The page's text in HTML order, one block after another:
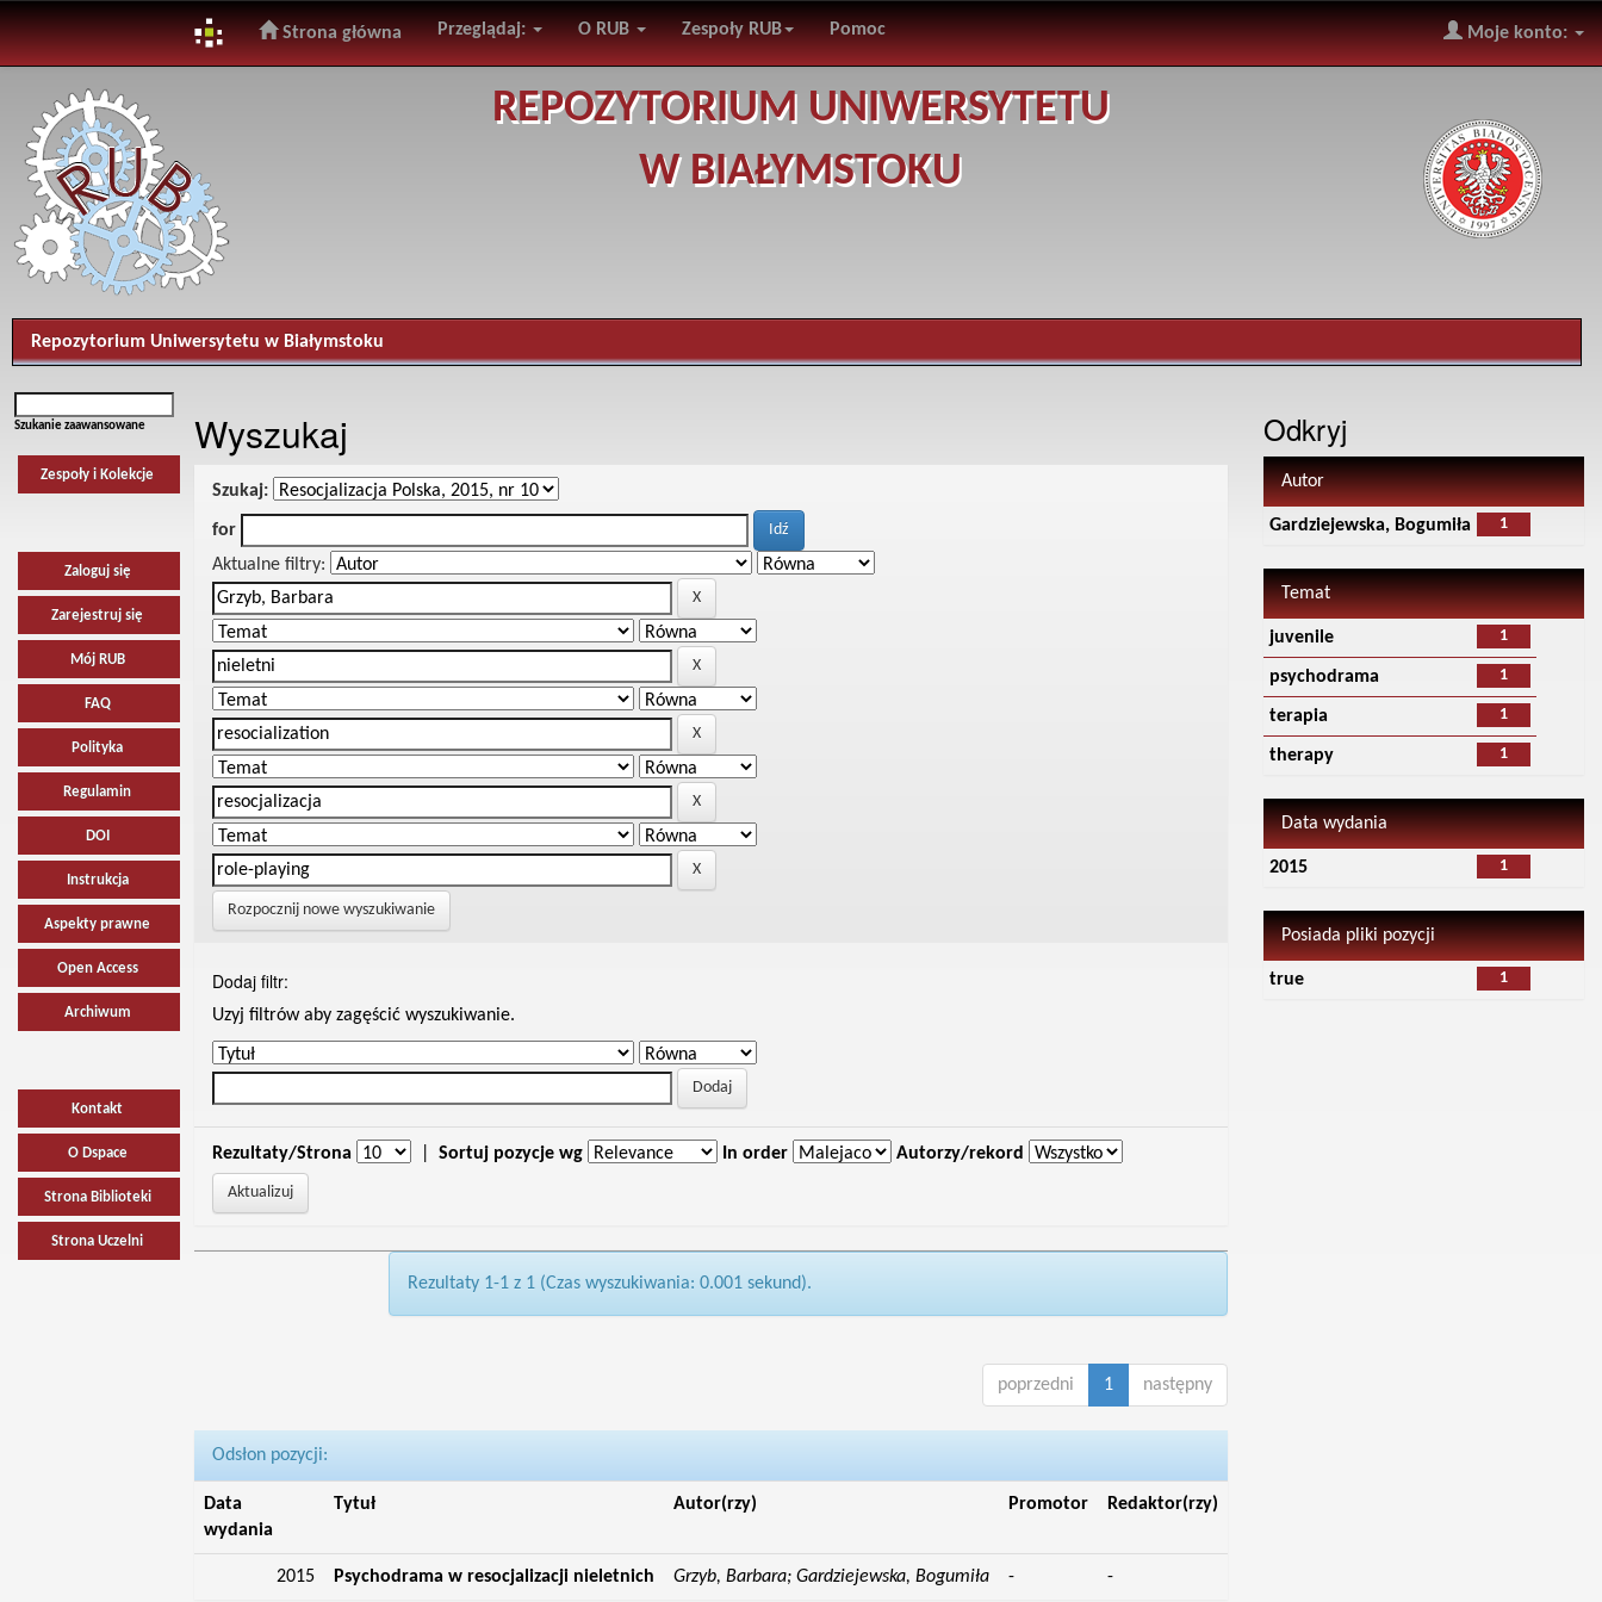
navigation
Strona główna Przeglądaj: O RUB Zespoły RUB Pomoc Moje konto:
REPOZYTORIUM UNIWERSYTETU
W BIAŁYMSTOKU
Repozytorium Uniwersytetu w Białymstoku
Szukanie zaawansowane
Zespoły i Kolekcje
Zaloguj się
Zarejestruj się
Mój RUB
FAQ
Polityka
Regulamin
DOI
Instrukcja
Aspekty prawne
Open Access
Archiwum
Kontakt
O Dspace
Strona Biblioteki
Strona Uczelni
Wyszukaj
Szukaj:
for
Aktualne filtry:
Rozpocznij nowe wyszukiwanie
Dodaj filtr:
Uzyj filtrów aby zagęścić wyszukiwanie.
Rezultaty/Strona Sortuj pozycje wg In order Autorzy/rekord
Rezultaty 1-1 z 1 (Czas wyszukiwania: 0.001 sekund).
poprzedni 1 następny
Odsłon pozycji:
Data
wydania
Tytuł Autor(rzy) Promotor Redaktor(rzy)
2015 Psychodrama w resocjalizacji nieletnich Grzyb, Barbara; Gardziejewska, Bogumiła - -
Odkryj
Autor
1
Gardziejewska, Bogumiła
Temat
1
juvenile
1
psychodrama
1
terapia
1
therapy
Data wydania
1
2015
Posiada pliki pozycji
1
true